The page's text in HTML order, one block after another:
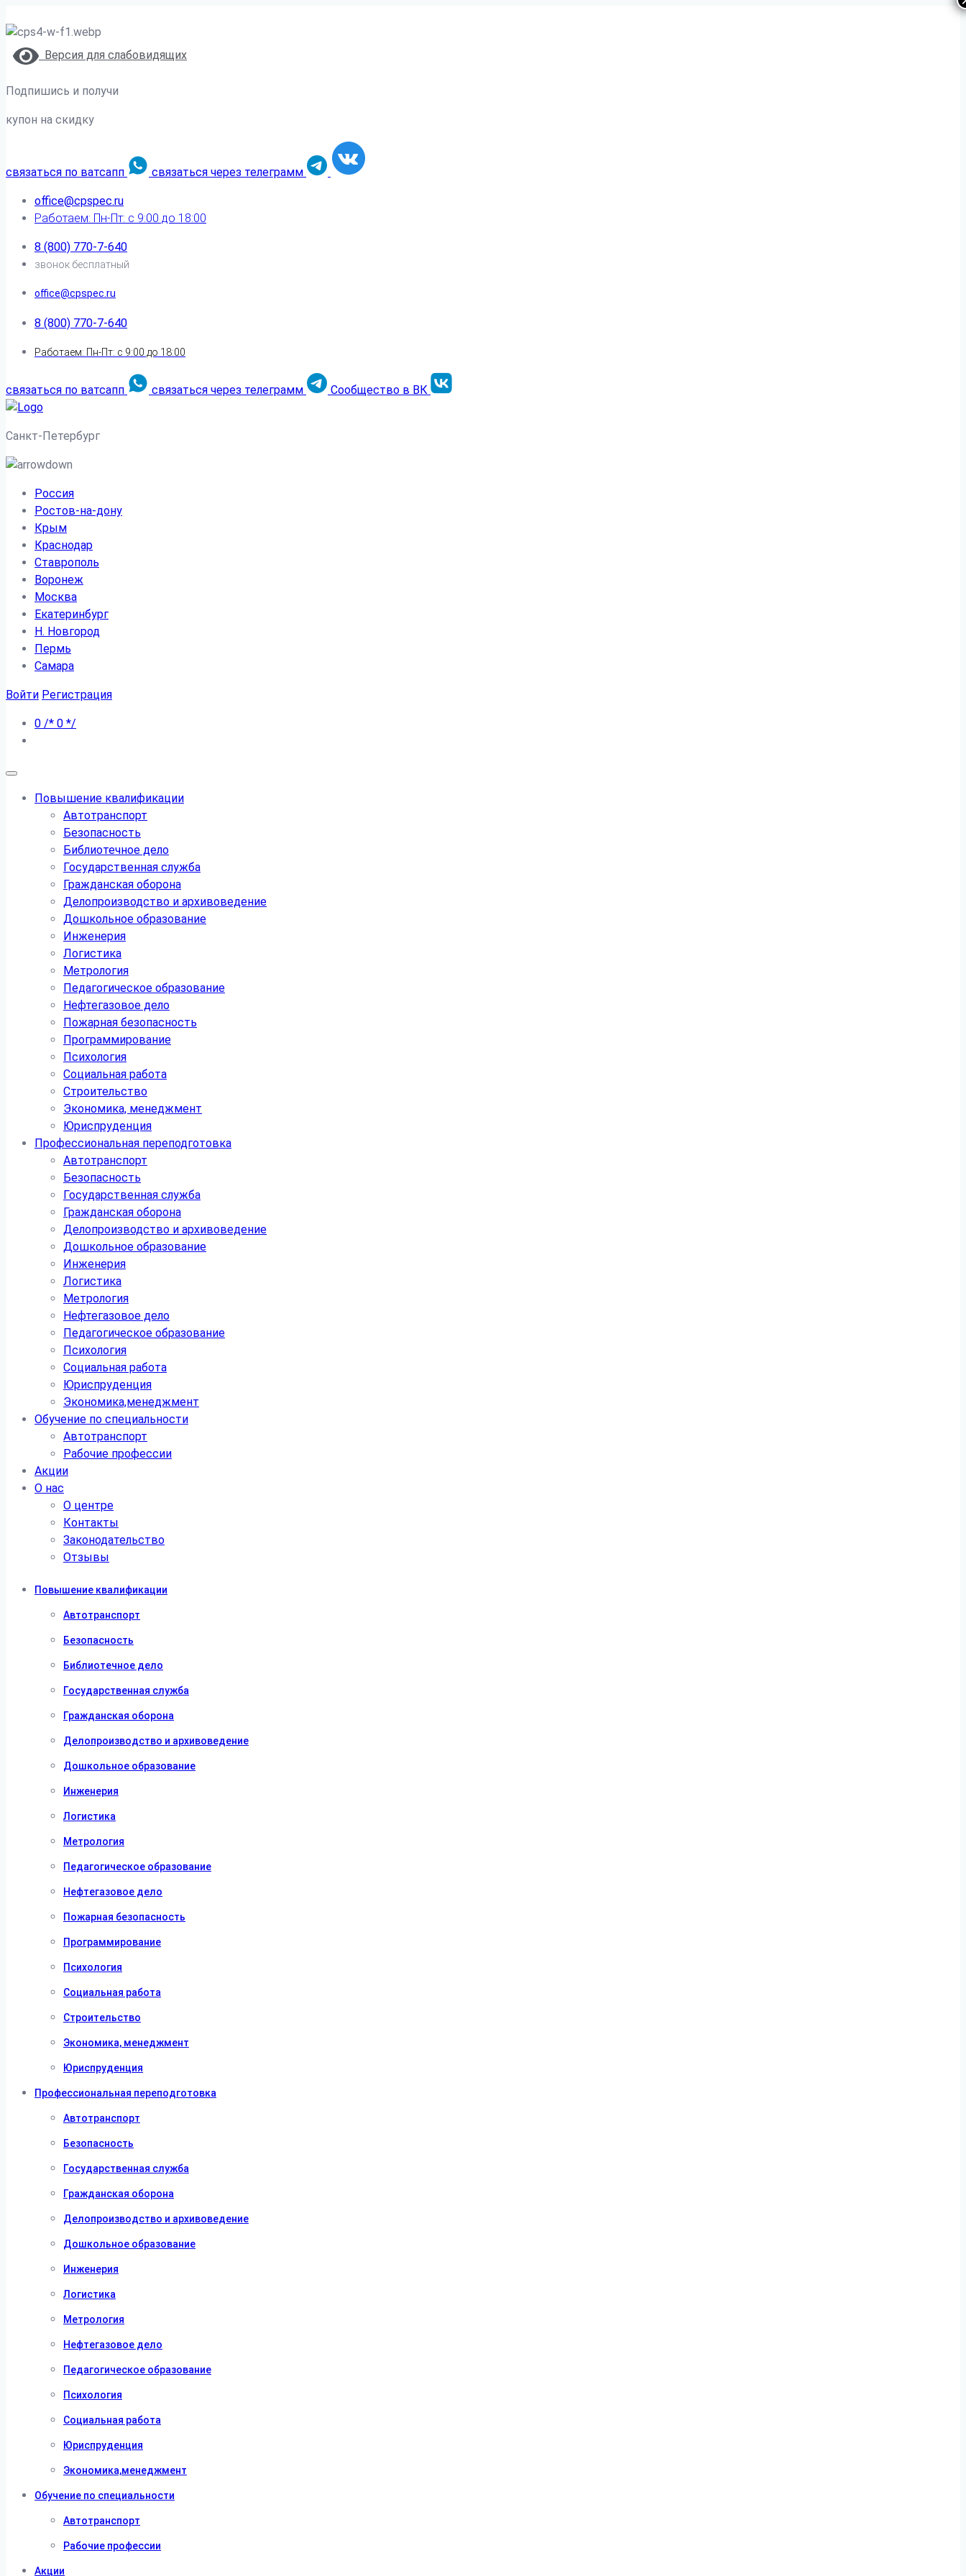
Версия для слабовидящих
Подпишись и получи
купон на скидку
связаться по ватсапп связаться через телеграмм
office@cpspec.ru
Работаем: Пн-Пт: с 9:00 до 18:00
8 (800) 770-7-640
звонок бесплатный
office@cpspec.ru
8 (800) 770-7-640
Работаем: Пн-Пт: с 9:00 до 18:00
связаться по ватсапп связаться через телеграмм Сообщество в ВК
Санкт-Петербург
Россия
Ростов-на-дону
Крым
Краснодар
Ставрополь
Воронеж
Москва
Екатеринбург
Н. Новгород
Пермь
Самара
Войти Регистрация
0 /* 0 */
Повышение квалификации
Автотранспорт
Безопасность
Библиотечное дело
Государственная служба
Гражданская оборона
Делопроизводство и архивоведение
Дошкольное образование
Инженерия
Логистика
Метрология
Педагогическое образование
Нефтегазовое дело
Пожарная безопасность
Программирование
Психология
Социальная работа
Строительство
Экономика, менеджмент
Юриспруденция
Профессиональная переподготовка
Автотранспорт
Безопасность
Государственная служба
Гражданская оборона
Делопроизводство и архивоведение
Дошкольное образование
Инженерия
Логистика
Метрология
Нефтегазовое дело
Педагогическое образование
Психология
Социальная работа
Юриспруденция
Экономика,менеджмент
Обучение по специальности
Автотранспорт
Рабочие профессии
Акции
О нас
О центре
Контакты
Законодательство
Отзывы
Повышение квалификации
Автотранспорт
Безопасность
Библиотечное дело
Государственная служба
Гражданская оборона
Делопроизводство и архивоведение
Дошкольное образование
Инженерия
Логистика
Метрология
Педагогическое образование
Нефтегазовое дело
Пожарная безопасность
Программирование
Психология
Социальная работа
Строительство
Экономика, менеджмент
Юриспруденция
Профессиональная переподготовка
Автотранспорт
Безопасность
Государственная служба
Гражданская оборона
Делопроизводство и архивоведение
Дошкольное образование
Инженерия
Логистика
Метрология
Нефтегазовое дело
Педагогическое образование
Психология
Социальная работа
Юриспруденция
Экономика,менеджмент
Обучение по специальности
Автотранспорт
Рабочие профессии
Акции